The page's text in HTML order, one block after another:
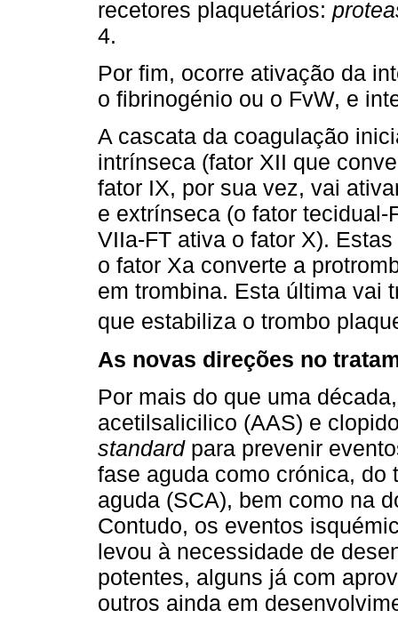
recetores plaquetários:
4.
Por ﬁm, ocorre ativação da
o ﬁbrinogénio ou o FvW, e
A cascata da coagulação
intrínseca (fator XII que
fator IX, por sua vez, vai
e extrínseca (o fator tecidual-
VIIa-FT ativa o fator X).
o fator Xa converte a
em trombina. Esta última vai
que estabiliza o trombo
As novas direções no
Por mais do que uma
acetilsalicilico (AAS) e
standard para prevenir
fase aguda como crónica, do
aguda (SCA), bem como na
Contudo, os eventos
levou à necessidade de
potentes, alguns já com
outros ainda em